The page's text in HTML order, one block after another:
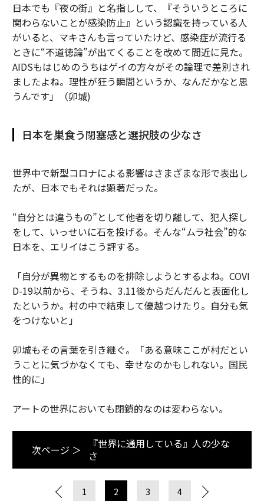
日本でも『夜の街』と名指しして、『そういうところに
関わらないことが感染防止』という認識を持っている人
がいると、マキさんも言っていたけど、感染症が流行る
ときに“不道徳論”が出てくることを改めて間近に見た。
AIDSもはじめのうちはゲイの方々がその論理で差別され
ましたよね。理性が狂う瞬間というか、なんだかなと思
うんです」（卯城)
日本を巣食う閉塞感と選択肢の少なさ
世界中で新型コロナによる影響はさまざまな形で表出し
たが、日本でもそれは顕著だった。
“自分とは違うもの”として他者を切り離して、犯人探し
をして、いっせいに石を投げる。そんな“ムラ社会”的な
日本を、エリイはこう評する。
「自分が異物とするものを排除しようとするよね。COVI
D-19以前から、そうね、3.11後からだんだんと表面化し
たというか。村の中で結束して優越つけたり。自分も気
をつけないと」
卯城もその言葉を引き継ぐ。「ある意味ここが村だとい
うことに気づかなくても、幸せなのかもしれない。国民
性的に」
アートの世界においても閉鎖的なのは変わらない。
次ページ ＞
『世界に通用している』人の少な
さ
1 2 3 4